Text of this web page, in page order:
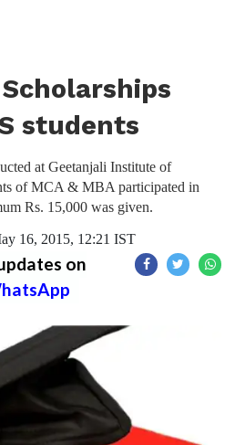
students
at Geetanjali Institute of
of MCA & MBA participated in
Rs. 15,000 was given.
16, 2015, 12:21 IST
on